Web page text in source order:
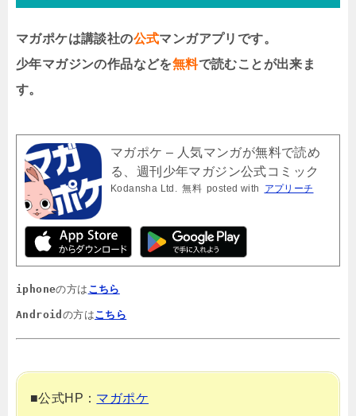
マガポケは講談社の公式マンガアプリです。
少年マガジンの作品などを無料で読むことが出来ま
す。
マガポケ – 人気マンガが無料で読め
る、週刊少年マガジン公式コミック
アプリ「マガジンポケット」
Kodansha Ltd. 無料 posted with アプリーチ
iphoneの方は こちら
Android の方はこちら
■公式HP： マガポケ